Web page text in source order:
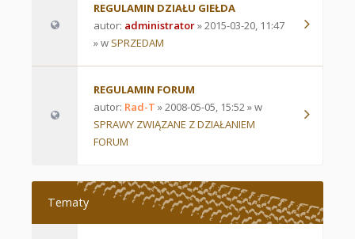
REGULAMIN DZIAŁU GIEŁDA
autor: administrator» 2015-03-20, 11:47
» w SPRZEDAM
REGULAMIN FORUM
autor: Rad-T » 2008-05-05, 15:52 » w
SPRAWY ZWIĄZANE Z DZIAŁANIEM
FORUM
Tematy